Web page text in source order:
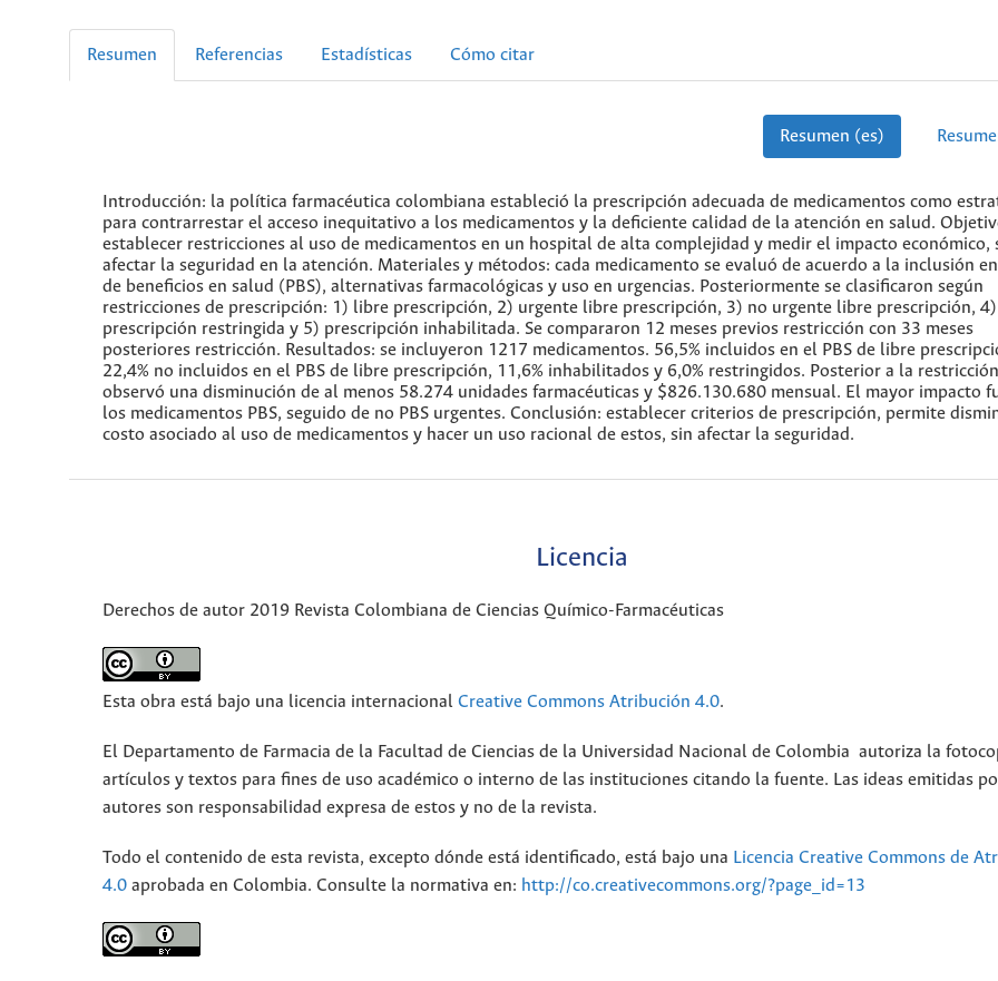
Resumen Referencias Estadísticas Cómo citar
Resumen (es)
Introducción: la política farmacéutica colombiana estableció la prescripción adecuada de medicamentos como
para contrarrestar el acceso inequitativo a los medicamentos y la deficiente calidad de la atención en salud.
establecer restricciones al uso de medicamentos en un hospital de alta complejidad y medir el impacto económico,
afectar la seguridad en la atención. Materiales y métodos: cada medicamento se evaluó de acuerdo a la inclusión
de beneficios en salud (PBS), alternativas farmacológicas y uso en urgencias. Posteriormente se clasificaron según
restricciones de prescripción: 1) libre prescripción, 2) urgente libre prescripción, 3) no urgente libre prescripción, 4)
prescripción restringida y 5) prescripción inhabilitada. Se compararon 12 meses previos restricción con 33 meses
posteriores restricción. Resultados: se incluyeron 1217 medicamentos. 56,5% incluidos en el PBS de libre
22,4% no incluidos en el PBS de libre prescripción, 11,6% inhabilitados y 6,0% restringidos. Posterior a la
observó una disminución de al menos 58.274 unidades farmacéuticas y $826.130.680 mensual. El mayor impacto
los medicamentos PBS, seguido de no PBS urgentes. Conclusión: establecer criterios de prescripción, permite
costo asociado al uso de medicamentos y hacer un uso racional de estos, sin afectar la seguridad.
Licencia
Derechos de autor 2019 Revista Colombiana de Ciencias Químico-Farmacéuticas
Esta obra está bajo una licencia internacional Creative Commons Atribución 4.0.
El Departamento de Farmacia de la Facultad de Ciencias de la Universidad Nacional de Colombia autoriza la
artículos y textos para fines de uso académico o interno de las instituciones citando la fuente. Las ideas emitidas
autores son responsabilidad expresa de estos y no de la revista.
Todo el contenido de esta revista, excepto dónde está identificado, está bajo una Licencia Creative Commons de
4.0 aprobada en Colombia. Consulte la normativa en: http://co.creativecommons.org/?page_id=13